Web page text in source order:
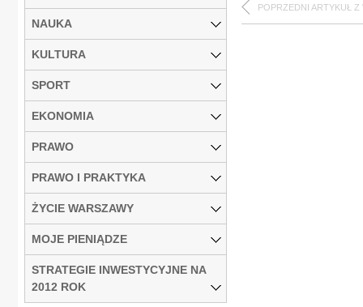
POPRZEDNI ARTYKUŁ Z
NAUKA
KULTURA
SPORT
EKONOMIA
PRAWO
PRAWO I PRAKTYKA
ŻYCIE WARSZAWY
MOJE PIENIĄDZE
STRATEGIE INWESTYCYJNE NA
2012 ROK